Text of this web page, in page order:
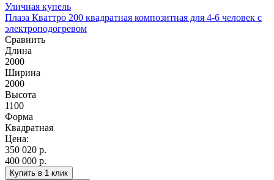
Уличная купель
Плаза Кваттро 200 квадратная композитная для 4-6 человек с
электроподогревом
Сравнить
Длина
2000
Ширина
2000
Высота
1100
Форма
Квадратная
Цена:
350 020 р.
400 000 р.
Купить в 1 клик